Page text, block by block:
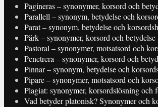
Pagineras – synonymer, korsord och
Parallell – synonym, betydelse och
Parat – synonym, betydelse och
Pärk – synonymer, korsord och betydelse
Pastoral – synonymer, motsatsord och
Penetrera – synonymer, korsord och
Pinnar – synonym, betydelse och
Pipare – synonymer, motsatsord och
Plagiat: synonymer, korsordslösning och
Vad betyder platonisk? Synonymer och